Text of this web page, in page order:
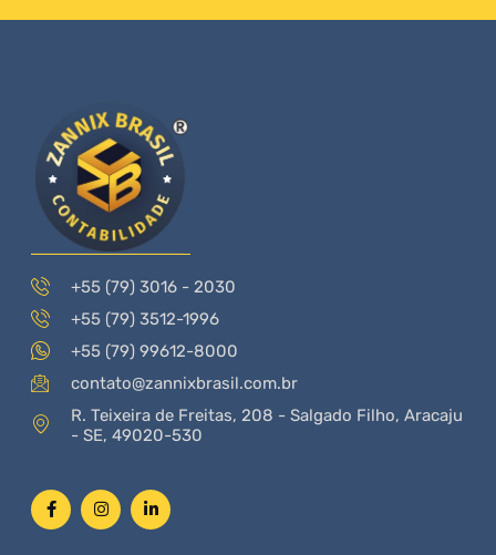
+55 (79) 3016 - 2030
+55 (79) 3512-1996
+55 (79) 99612-8000
contato@zannixbrasil.com.br
R. Teixeira de Freitas, 208 - Salgado Filho, Aracaju
- SE, 49020-530